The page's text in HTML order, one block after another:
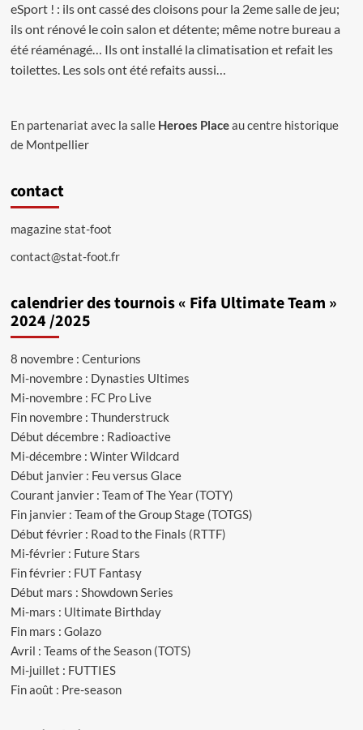
eSport ! : ils ont cassé des cloisons pour la 2eme salle de jeu;
ils ont rénové le coin salon et détente; même notre bureau a
été réaménagé… Ils ont installé la climatisation et refait les
toilettes. Les sols ont été refaits aussi…
En partenariat avec la salle Heroes Placeau centre historique
de Montpellier
contact
magazine stat-foot
contact@stat-foot.fr
calendrier des tournois « Fifa Ultimate Team »
2024 /2025
8 novembre : Centurions
Mi-novembre : Dynasties Ultimes
Mi-novembre : FC Pro Live
Fin novembre : Thunderstruck
Début décembre : Radioactive
Mi-décembre : Winter Wildcard
Début janvier : Feu versus Glace
Courant janvier : Team of The Year (TOTY)
Fin janvier : Team of the Group Stage (TOTGS)
Début février : Road to the Finals (RTTF)
Mi-février : Future Stars
Fin février : FUT Fantasy
Début mars : Showdown Series
Mi-mars : Ultimate Birthday
Fin mars : Golazo
Avril : Teams of the Season (TOTS)
Mi-juillet : FUTTIES
Fin août : Pre-season